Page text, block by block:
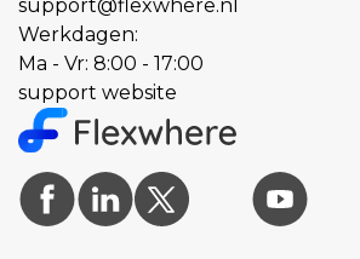
support@flexwhere.nl
Werkdagen:
Ma - Vr: 8:00 - 17:00
support website